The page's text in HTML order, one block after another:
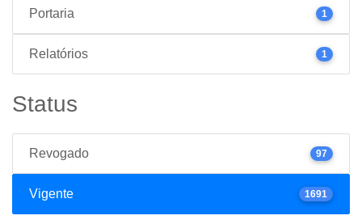
Portaria 1
Relatórios 1
Status
Revogado 97
Vigente 1691